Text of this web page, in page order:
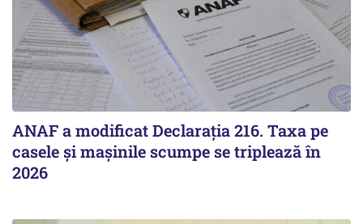
ANAF a modificat Declarația 216. Taxa pe
casele și mașinile scumpe se triplează în
2026